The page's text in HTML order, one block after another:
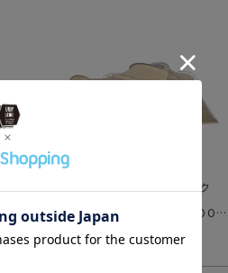
MINIMAL WORKS （ミニマルワーク
SHELTER GP VESTIBULE TPU DOOR -
| シェルター GP ベスティビュール用
TPU ドア
¥16,500